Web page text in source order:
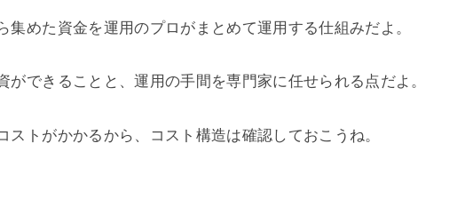
集めた資金を運用のプロがまとめて運用する仕組みだよ。
ができることと、運用の手間を専門家に任せられる点だよ。
ストがかかるから、コスト構造は確認しておこうね。